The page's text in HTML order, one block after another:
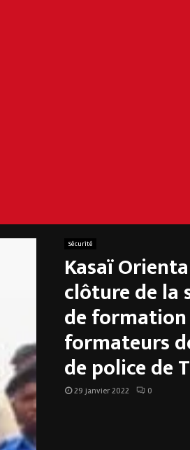
Sécurité
Kasaï
clôture de la
de formation
formateurs
de police de
29 janvier 2022 0